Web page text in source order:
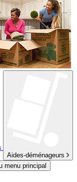
Aides-déménageurs
menu principal